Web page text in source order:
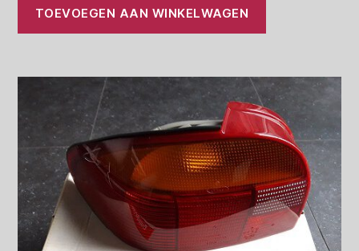
TOEVOEGEN AAN WINKELWAGEN